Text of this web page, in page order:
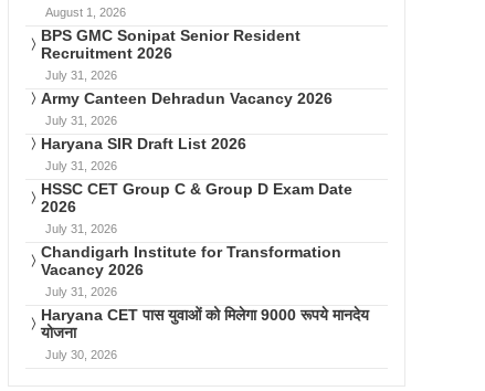
August 1, 2026
BPS GMC Sonipat Senior Resident
Recruitment 2026
July 31, 2026
Army Canteen Dehradun Vacancy 2026
July 31, 2026
Haryana SIR Draft List 2026
July 31, 2026
HSSC CET Group C & Group D Exam Date
2026
July 31, 2026
Chandigarh Institute for Transformation
Vacancy 2026
July 31, 2026
Haryana CET पास युवाओं को मिलेगा 9000 रूपये मानदेय
योजना
July 30, 2026